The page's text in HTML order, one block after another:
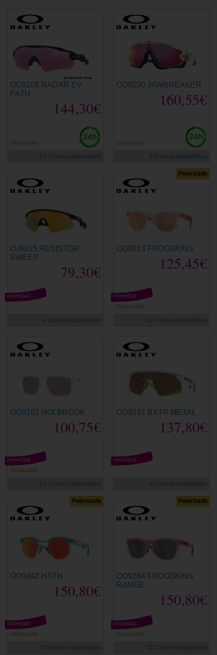
OO9208 RADAR EV
PATH
144,30€
Graduable
24 Colores disponibles
OO9290 JAWBREAKER
160,55€
Graduable
2 Colores disponibles
OJ9015 RESISTOR
SWEEP
79,30€
novedad
4 Colores disponibles
Polarizada
OO9013 FROGSKINS
125,45€
Graduable
novedad
12 Colores disponibles
OO9102 HOLBROOK
100,75€
Graduable
novedad
24 Colores disponibles
OO9237 BXTR METAL
137,80€
novedad
5 Colores disponibles
Polarizada
OO9242 HSTN
150,80€
Graduable
novedad
10 Colores disponibles
Polarizada
OO9284 FROGSKINS
RANGE
150,80€
Graduable
novedad
11 Colores disponibles